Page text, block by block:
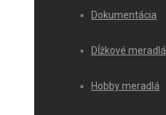
Dokumentácia
Dĺžkové meradlá
Hobby meradlá